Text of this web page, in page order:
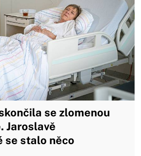
se zlomenou
Jaroslavě
se stalo něco